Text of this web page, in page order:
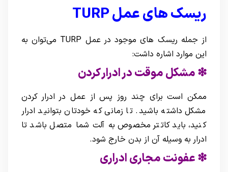
ریسک های عملTURP
از جمله ریسک های موجود در عمل TURP می‌توان به
این موارد اشاره داشت:
❇ مشکل موقت در ادرار کردن
ممکن است برای چند روز پس از عمل در ادرار کردن
مشکل داشته باشید. تا زمانی که خودتان بتوانید ادرار
کنید، باید کاتتر مخصوص به آلت شما متصل باشد تا
ادرار به وسیله آن از بدن خارج شود.
❇ عفونت مجاری ادراری